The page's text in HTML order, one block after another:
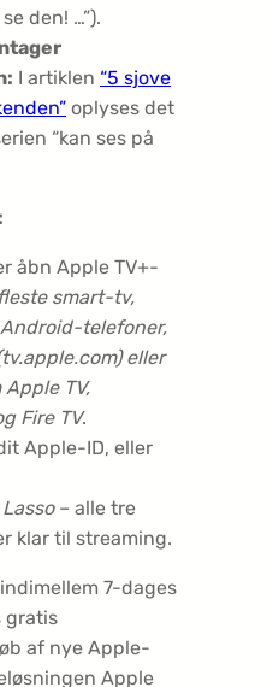
den! …”).
I artiklen “5 sjove
oplyses det
“kan ses på
åbn Apple TV+-
smart-tv,
telefoner,
eller
TV,
Fire TV.
Apple-ID, eller
Lasso– alle tre
klar til streaming.
7-dages
gratis
af nye Apple-
Apple